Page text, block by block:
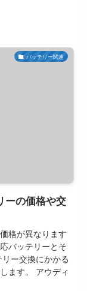
バッテリー関連
ーの価格や交
格が異なります
バッテリーとそ
ー交換にかかる
ます。 アウディ